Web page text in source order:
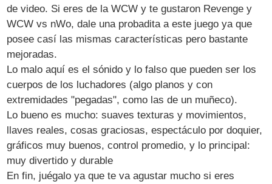
de video. Si eres de la WCW y te gustaron Revenge y
WCW vs nWo, dale una probadita a este juego ya que
posee casí las mismas características pero bastante
mejoradas.
Lo malo aquí es el sónido y lo falso que pueden ser los
cuerpos de los luchadores (algo planos y con
extremidades "pegadas", como las de un muñeco).
Lo bueno es mucho: suaves texturas y movimientos,
llaves reales, cosas graciosas, espectáculo por doquier,
gráficos muy buenos, control promedio, y lo principal:
muy divertido y durable
En fin, juégalo ya que te va agustar mucho si eres